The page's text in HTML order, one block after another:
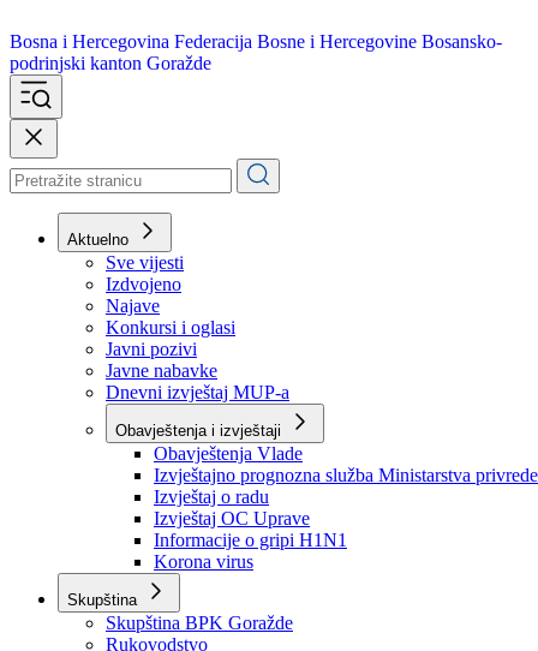
Bosna i Hercegovina
podrinjski kanton Goražde
Aktuelno
Sve vijesti
Izdvojeno
Najave
Konkursi i oglasi
Javni pozivi
Javne nabavke
Dnevni izvještaj MUP-a
Obavještenja i izvještaji
Obavještenja Vlade
Izvještajno prognozna služba Ministarstva privrede
Izvještaj o radu
Izvještaj OC Uprave
Informacije o gripi H1N1
Korona virus